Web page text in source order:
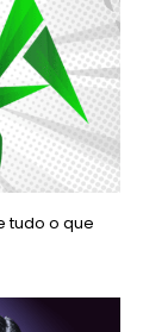
tudo o que